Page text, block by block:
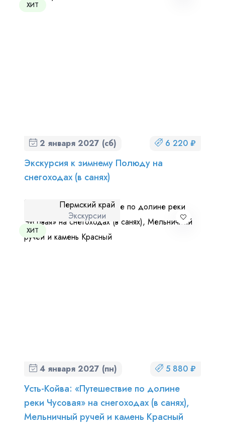
ХИТ
2 января 2027 (сб) 6 220 ₽
Экскурсия к зимнему Полюду на
снегоходах (в санях)
ХИТ
Пермский край
Экскурсии
4 января 2027 (пн) 5 880 ₽
Усть-Койва: «Путешествие по долине
реки Чусовая» на снегоходах (в санях),
Мельничный ручей и камень Красный